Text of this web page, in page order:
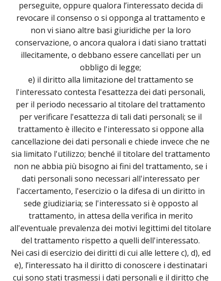
perseguite, oppure qualora l’interessato decida di
revocare il consenso o si opponga al trattamento e
non vi siano altre basi giuridiche per la loro
conservazione, o ancora qualora i dati siano trattati
illecitamente, o debbano essere cancellati per un
obbligo di legge;
e) il diritto alla limitazione del trattamento se
l'interessato contesta l'esattezza dei dati personali,
per il periodo necessario al titolare del trattamento
per verificare l'esattezza di tali dati personali; se il
trattamento è illecito e l'interessato si oppone alla
cancellazione dei dati personali e chiede invece che ne
sia limitato l'utilizzo; benché il titolare del trattamento
non ne abbia più bisogno ai fini del trattamento, se i
dati personali sono necessari all'interessato per
l'accertamento, l'esercizio o la difesa di un diritto in
sede giudiziaria; se l'interessato si è opposto al
trattamento, in attesa della verifica in merito
all'eventuale prevalenza dei motivi legittimi del titolare
del trattamento rispetto a quelli dell'interessato.
Nei casi di esercizio dei diritti di cui alle lettere c), d), ed
e), l’interessato ha il diritto di conoscere i destinatari
cui sono stati trasmessi i dati personali e il diritto che